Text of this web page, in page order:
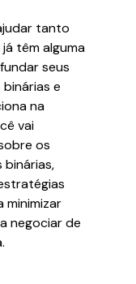
tanto
têm alguma
seus
e
na
vai
os
minimizar
negociar de